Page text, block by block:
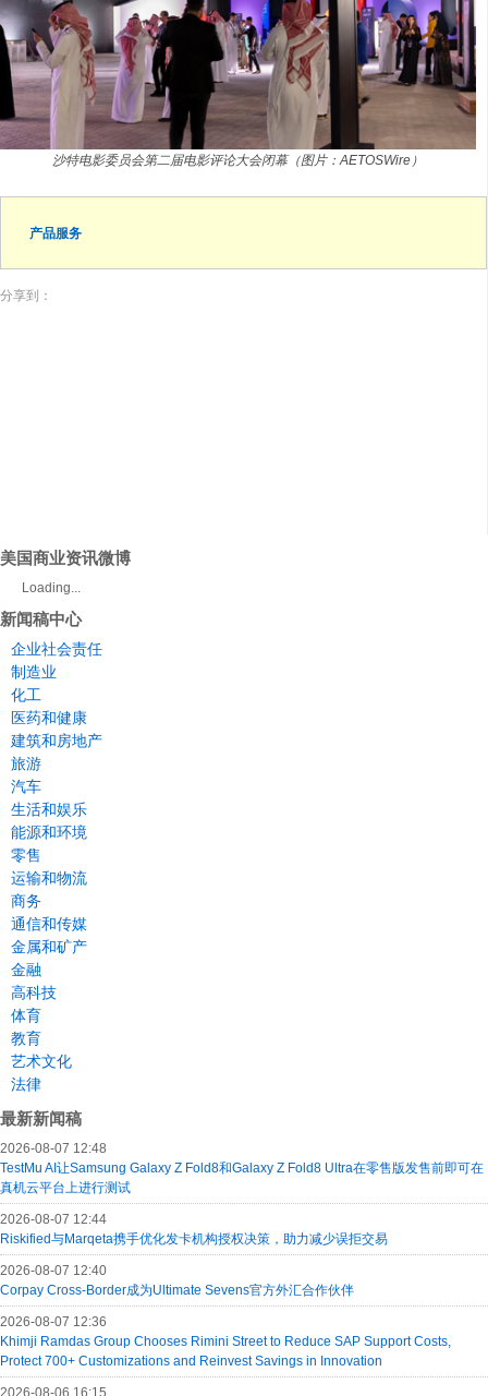
沙特电影委员会第二届电影评论大会闭幕（图片：AETOSWire）
产品服务
分享到：
美国商业资讯微博
Loading...
新闻稿中心
企业社会责任
制造业
化工
医药和健康
建筑和房地产
旅游
汽车
生活和娱乐
能源和环境
零售
运输和物流
商务
通信和传媒
金属和矿产
金融
高科技
体育
教育
艺术文化
法律
最新新闻稿
2026-08-07 12:48
TestMu AI让Samsung Galaxy Z Fold8和Galaxy Z Fold8 Ultra在零售版发售前即可在
真机云平台上进行测试
2026-08-07 12:44
Riskified与Marqeta携手优化发卡机构授权决策，助力减少误拒交易
2026-08-07 12:40
Corpay Cross-Border成为Ultimate Sevens官方外汇合作伙伴
2026-08-07 12:36
Khimji Ramdas Group Chooses Rimini Street to Reduce SAP Support Costs,
Protect 700+ Customizations and Reinvest Savings in Innovation
2026-08-06 16:15